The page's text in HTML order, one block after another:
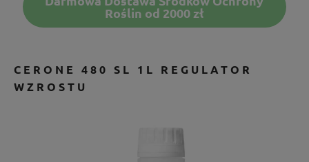
Roślin od 2000 zł
CERONE 480 SL 1L REGULATOR
WZROSTU